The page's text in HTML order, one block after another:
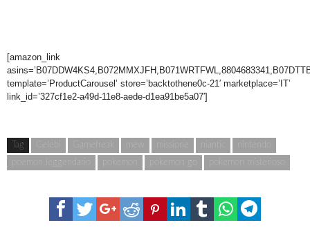
[amazon_link
template=’ProductCarousel’ store=’backtothene0c-21′ marketplace=’IT’
link_id=’327cf1e2-a49d-11e8-aede-d1ea91be5a07′]
Tag Gamefreak missione niantic
nintendo
poemon leggendario
pokemon pokemon go pokemon misterioso